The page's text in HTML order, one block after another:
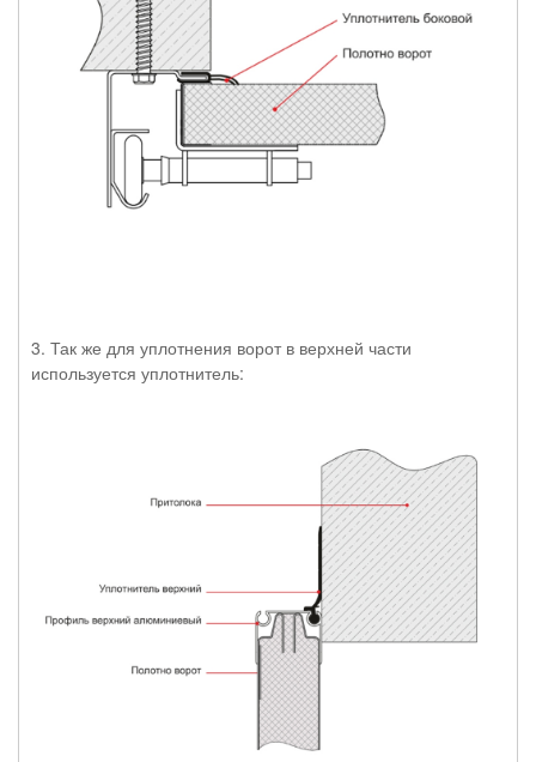
3. Так же для уплотнения ворот в верхней части
используется уплотнитель: